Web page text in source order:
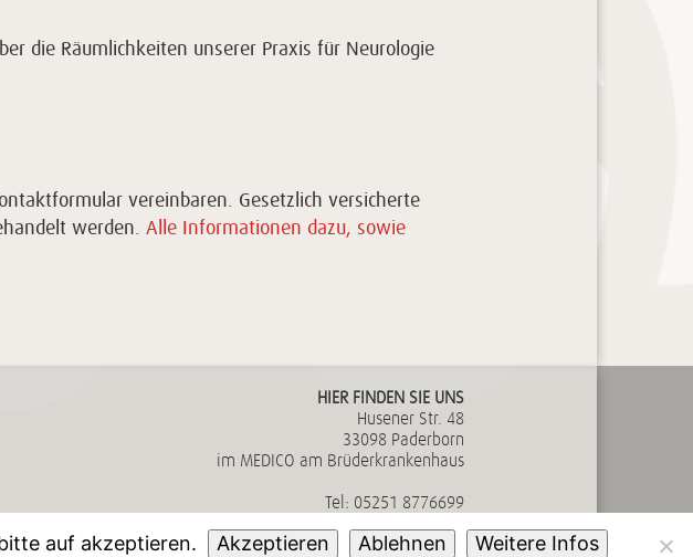
die Räumlichkeiten unserer Praxis für Neurologie
vereinbaren. Gesetzlich versicherte
werden. Alle Informationen dazu, sowie
auf akzeptieren. Akzeptieren Ablehnen Weitere Infos
HIER FINDEN SIE UNS
Husener Str. 48
33098 Paderborn
im MEDICO am Brüderkrankenhaus
Tel: 05251 8776699
E-Mail:info@neuro-paderborn.de